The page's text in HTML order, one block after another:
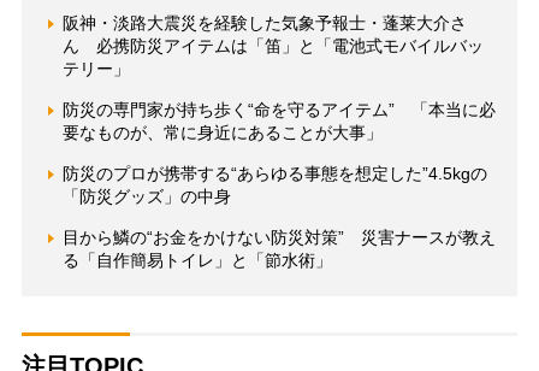
阪神・淡路大震災を経験した気象予報士・蓬莱大介さ
ん 必携防災アイテムは「笛」と「電池式モバイルバッ
テリー」
防災の専門家が持ち歩く“命を守るアイテム” 「本当に必
要なものが、常に身近にあることが大事」
防災のプロが携帯する“あらゆる事態を想定した”4.5kgの
「防災グッズ」の中身
目から鱗の“お金をかけない防災対策” 災害ナースが教え
る「自作簡易トイレ」と「節水術」